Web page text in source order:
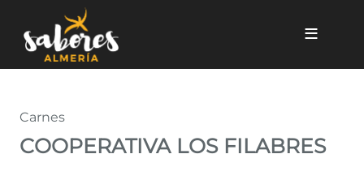
COOPERATIVA LOS
Carnes
COOPERATIVA LOS FILABRES